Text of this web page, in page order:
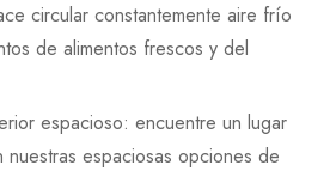
circular constantemente aire frío
de alimentos frescos y del
espacioso: encuentre un lugar
espaciosas opciones de